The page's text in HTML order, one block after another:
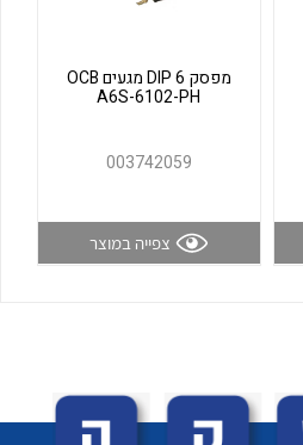
מפסק DIP 6 מגעים OCB
A6S-6102-PH
003742059
צפייה במוצר